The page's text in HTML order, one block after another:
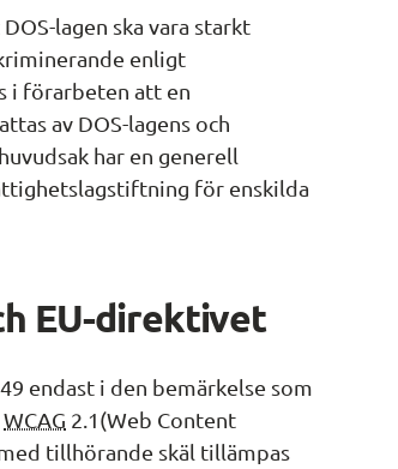
lagen ska vara starkt
enligt
i förarbeten att en
av DOS-lagens och
har en generell
för enskilda
EU-direktivet
endast i den bemärkelse som
WCAG 2.1(Web Content
tillhörande skäl tillämpas